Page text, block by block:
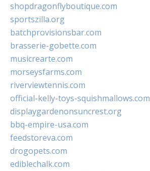
shopdragonflyboutique.com
sportszilla.org
batchprovisionsbar.com
brasserie-gobette.com
musicrearte.com
morseysfarms.com
riverviewtennis.com
official-kelly-toys-squishmallows.com
displaygardenonsuncrest.org
bbq-empire-usa.com
feedstoreva.com
drogopets.com
ediblechalk.com